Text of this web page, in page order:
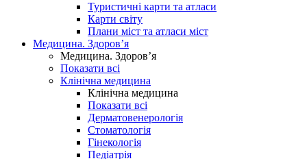
Туристичні карти та атласи
Карти світу
Плани міст та атласи міст
Медицина. Здоров’я
Медицина. Здоров’я
Показати всі
Клінічна медицина
Клінічна медицина
Показати всі
Дерматовенерологія
Стоматологія
Гінекологія
Педіатрія